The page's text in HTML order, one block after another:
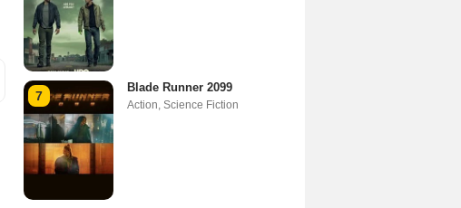
7
Blade Runner 2099
Action, Science Fiction